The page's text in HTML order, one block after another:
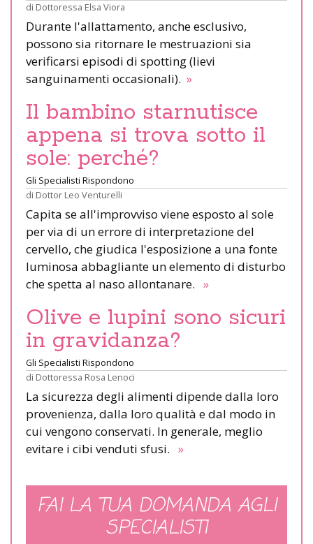
di Dottoressa Elsa Viora
Durante l'allattamento, anche esclusivo,
possono sia ritornare le mestruazioni sia
verificarsi episodi di spotting (lievi
sanguinamenti occasionali). »
Il bambino starnutisce
appena si trova sotto il
sole: perché?
Gli Specialisti Rispondono
di Dottor Leo Venturelli
Capita se all'improvviso viene esposto al sole
per via di un errore di interpretazione del
cervello, che giudica l'esposizione a una fonte
luminosa abbagliante un elemento di disturbo
che spetta al naso allontanare. »
Olive e lupini sono sicuri
in gravidanza?
Gli Specialisti Rispondono
di Dottoressa Rosa Lenoci
La sicurezza degli alimenti dipende dalla loro
provenienza, dalla loro qualità e dal modo in
cui vengono conservati. In generale, meglio
evitare i cibi venduti sfusi. »
FAI LA TUA DOMANDA AGLI
SPECIALISTI